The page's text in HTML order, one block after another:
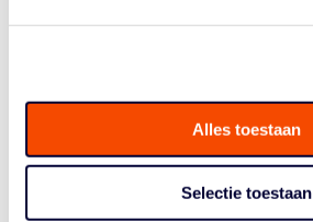
Alles toestaan
Selectie toestaan
Historie
Algemene Vergadering